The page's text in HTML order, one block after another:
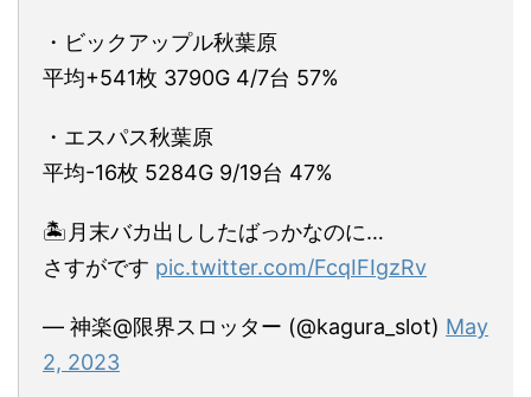
・ビックアップル秋葉原
平均+541枚 3790G 4/7台 57%
・エスパス秋葉原
平均-16枚 5284G 9/19台 47%
🏝月末バカ出ししたばっかなのに…
さすがです pic.twitter.com/FcqIFIgzRv
— 神楽@限界スロッター (@kagura_slot) May
2, 2023